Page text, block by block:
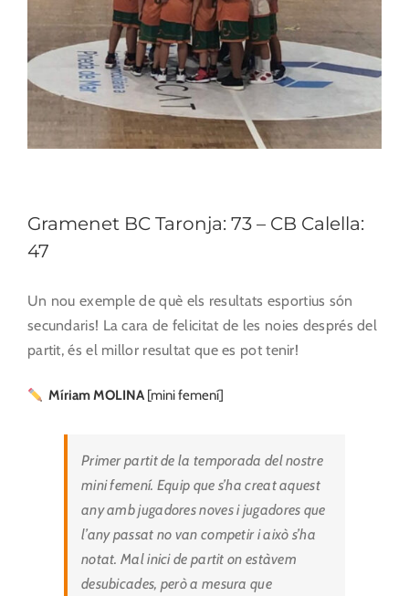
Gramenet BC Taronja: 73 – CB Calella:
47
Un nou exemple de què els resultats esportius són
secundaris! La cara de felicitat de les noies després del
partit, és el millor resultat que es pot tenir!
Míriam MOLINA[mini femení]
Primer partit de la temporada del nostre
mini femení. Equip que s’ha creat aquest
any amb jugadores noves i jugadores que
l’any passat no van competir i això s’ha
notat. Mal inici de partit on estàvem
desubicades, però a mesura que